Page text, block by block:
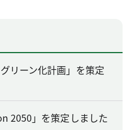
リーン化計画」を策定
2050」を策定しました